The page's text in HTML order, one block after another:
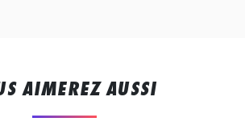
AIMEREZ AUSSI